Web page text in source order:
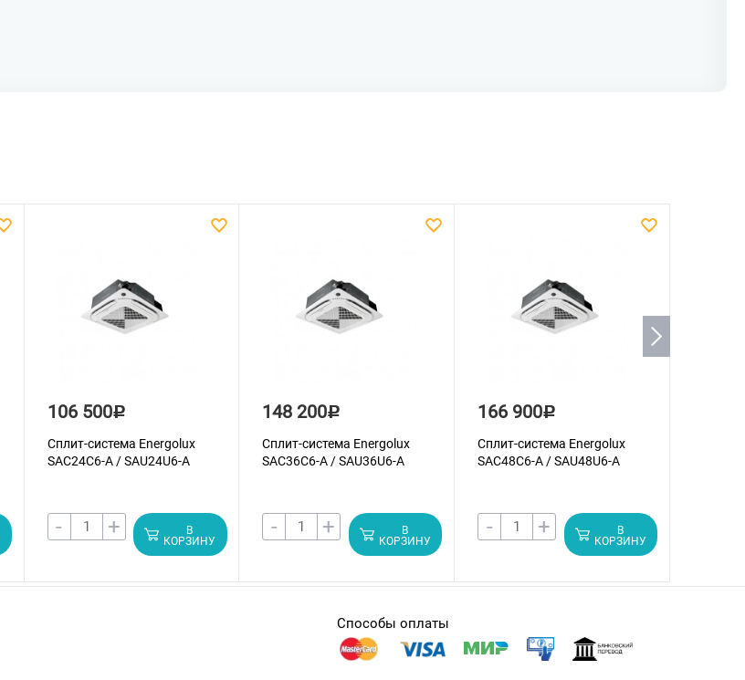
106 500Р
Сплит-система Energolux
SAС24С6-A / SAU24U6-A
- +
В
КОРЗИНУ
148 200Р
Сплит-система Energolux
SAС36С6-A / SAU36U6-A
- +
В
КОРЗИНУ
166 900Р
Сплит-система Energolux
SAС48С6-A / SAU48U6-A
- +
В
КОРЗИНУ
Способы оплаты